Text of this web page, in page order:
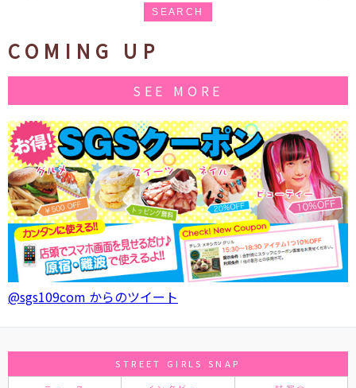
SEARCH
COMING UP
SEE MORE
@sgs109com からのツイート
STREET GIRLS SNAP